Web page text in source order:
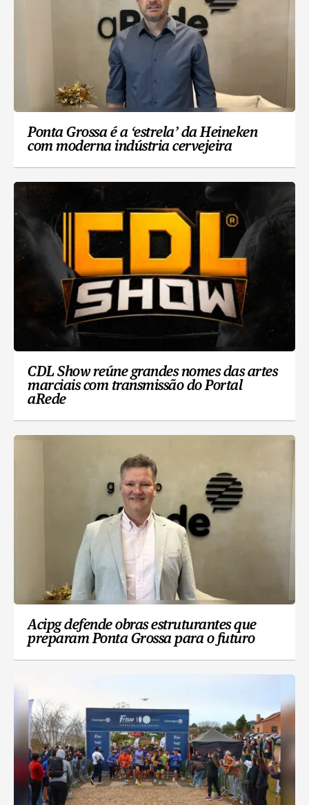
Ponta Grossa é a ‘estrela’ da Heineken
com moderna indústria cervejeira
CDL Show reúne grandes nomes das artes
marciais com transmissão do Portal
aRede
Acipg defende obras estruturantes que
preparam Ponta Grossa para o futuro